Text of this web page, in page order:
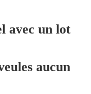
avec un lot
aucun